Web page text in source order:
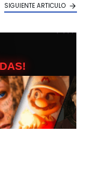
SIGUIENTE ARTICULO